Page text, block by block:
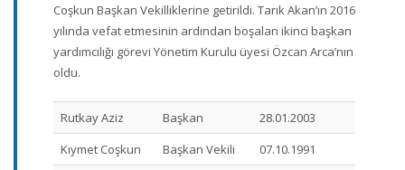
Coşkun Başkan Vekilliklerine getirildi. Tarık Akan’ın 2016
yılında vefat etmesinin ardından boşalan ikinci başkan
yardımcılığı görevi Yönetim Kurulu üyesi Özcan Arca’nın
oldu.
Rutkay Aziz Başkan
28.01.2003
Kıymet Coşkun
Başkan Vekili
07.10.1991